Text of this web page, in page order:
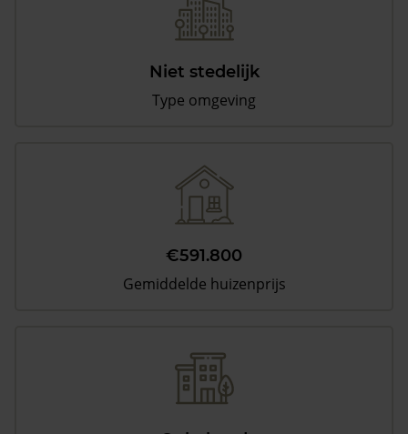
Niet stedelijk
Type omgeving
€591.800
Gemiddelde huizenprijs